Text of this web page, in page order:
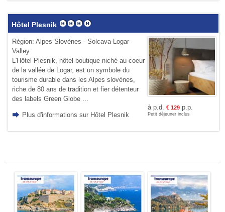
Hôtel Plesnik
Région: Alpes Slovènes - Solcava-Logar
Valley
L'Hôtel Plesnik, hôtel-boutique niché au coeur
de la vallée de Logar, est un symbole du
tourisme durable dans les Alpes slovènes,
riche de 80 ans de tradition et fier détenteur
des labels Green Globe ...
Plus d'informations sur Hôtel Plesnik
à p.d. € 129p.p.
Petit déjeuner inclus